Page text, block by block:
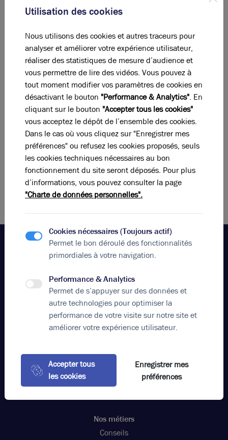
Brice Robert Arthur Loyd remercie Berner France de
nous avoir fait confiance pour l’implantation de leurs
nouveaux locaux d’activité de 815 m², à Vaulx en Velin
Leader dans la distribution multicanale de produits de
fixation, d'outillage et de consommables pour les
professionnels de la construction, de la mobilité et de
la maintenance industrielle, les 1 000 commerciaux
Berner sillonnent l’ensemble du territoire national afin
d’apporter à leurs clients les solutions produits les
mieux adaptées et prodiguer des conseils d’utilisation
Brice Robert Arthur Loyd
Appeler
contact@bricerobert.com
Location bureaux Grand Est Lyon
Vente locaux d'activités Grand Est Lyon
Location commerces Métropole de Lyon
Nos métiers
Conseils
Utilisation des cookies
Nous utilisons des cookies et autres traceurs pour
analyser et améliorer votre expérience utilisateur,
réaliser des statistiques de mesure d’audience et
vous permettre de lire des vidéos. Vous pouvez à
tout moment modifier vos paramètres de cookies en
désactivant le bouton "Performance & Analytics". En
cliquant sur le bouton "Accepter tous les cookies"
vous acceptez le dépôt de l’ensemble des cookies.
Dans le cas où vous cliquez sur "Enregistrer mes
préférences" ou refusez les cookies proposés, seuls
les cookies techniques nécessaires au bon
fonctionnement du site seront déposés. Pour plus
d’informations, vous pouvez consulter la page
"Charte de données personnelles".
Cookies nécessaires (Toujours actif)
Permet le bon déroulé des fonctionnalités
primordiales à votre navigation.
Performance & Analytics
Permet de s’appuyer sur des données et
autre technologies pour optimiser la
performance de votre visite sur notre site et
améliorer votre expérience utilisateur.
Accepter tous
les cookies
Enregistrer mes
préférences